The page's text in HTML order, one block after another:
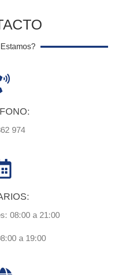
974
08:00 a 21:00
a 19:00